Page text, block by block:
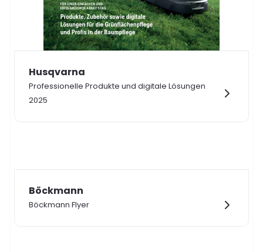
Husqvarna
Professionelle Produkte und digitale Lösungen
2025
Böckmann
Böckmann Flyer